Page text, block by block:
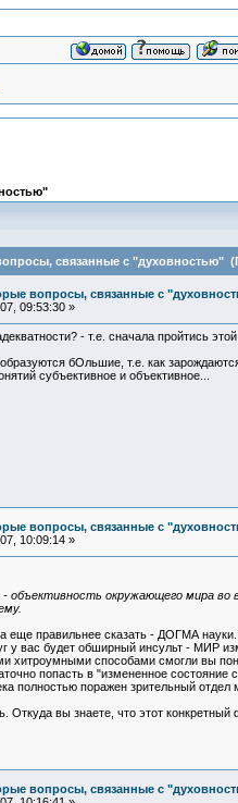
связанные с "духовностью"
вопросы, связанные с
09:53:30 »
- т.е. сначала пройтись
бОльшие, т.е. как зарождаются
субъективное и объективное...
вопросы, связанные с
10:09:14 »
окружающего мира во
еще правильнее сказать - ДОГМА
у вас будет обширный инсульт - МИР
хитроумными способами смогли вы
попасть в "измененное состояние
полностью поражен зрительный
Откуда вы знаете, что этот
вопросы, связанные с